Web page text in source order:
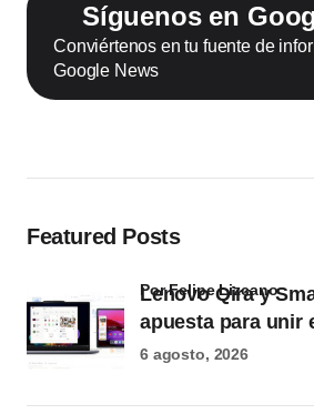
Síguenos en
Conviértenos en tu fuente de
Google News
Featured Posts
Lenovo Qira y
apuesta para unir
por Felipe Lizcano
6 agosto, 2026